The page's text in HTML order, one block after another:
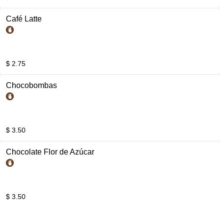
Café Latte
$ 2.75
Chocobombas
$ 3.50
Chocolate Flor de Azúcar
$ 3.50